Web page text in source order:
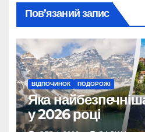
Пов’язаний запис
ВІДПОЧИНОК ПОДОРОЖІ
Яка
у 2026 році